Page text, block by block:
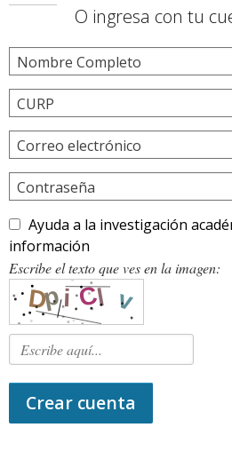
O ingresa con tu
Nombre Completo
CURP
Correo electrónico
Contraseña
Ayuda a la investigación
información
Escribe el texto que ves en la imagen:
Crear cuenta